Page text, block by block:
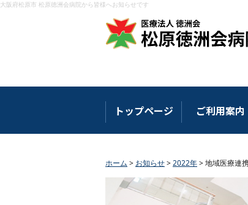
大阪府松原市 松原徳洲会病院から皆様へお知らせです
トップページ ご利用案内
ホーム > お知らせ>2022年>地域医療連